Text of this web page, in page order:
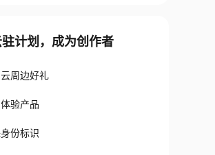
计划，成为创作者
周边好礼
验产品
份标识